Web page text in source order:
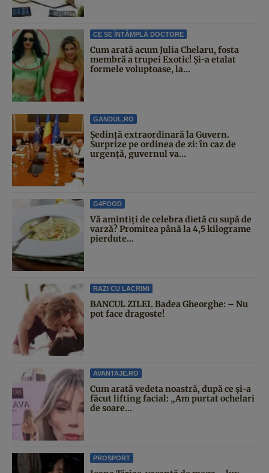
CE SE ÎNTÂMPLĂ DOCTORE
Cum arată acum Julia Chelaru, fosta
membră a trupei Exotic! Și-a etalat
formele voluptoase, la...
GANDUL.RO
Şedinţă extraordinară la Guvern.
Surprize pe ordinea de zi: în caz de
urgență, guvernul va...
G4FOOD
Vă amintiți de celebra dietă cu supă de
varză? Promitea până la 4,5 kilograme
pierdute...
RAZI CU LACRIMI
BANCUL ZILEI. Badea Gheorghe: – Nu
pot face dragoste!
AVANTAJE.RO
Cum arată vedeta noastră, după ce și-a
făcut lifting facial: „Am purtat ochelari
de soare...
PROSPORT